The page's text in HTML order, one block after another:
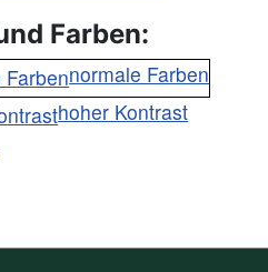
Farben:
normale Farben
hoher Kontrast